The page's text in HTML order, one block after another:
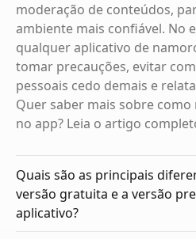
moderação de conteúdos,
ambiente mais confiável. No
qualquer aplicativo de
tomar precauções, evitar
pessoais cedo demais e
Quer saber mais sobre
no app? Leia o artigo
Quais são as principais
versão gratuita e a versão
aplicativo?